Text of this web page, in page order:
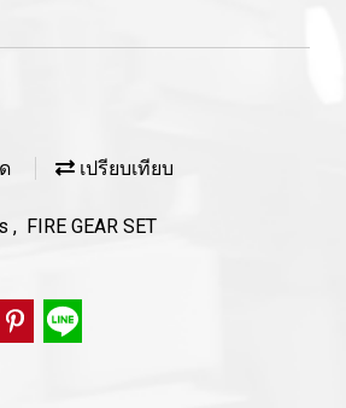
เปรียบเทียบ
, FIRE GEAR SET